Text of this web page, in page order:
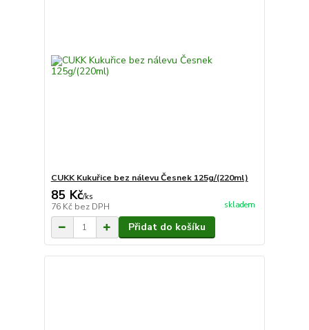
CUKK Kukuřice bez nálevu Česnek 125g/(220ml)
85 Kč/ks
76 Kč bez DPH skladem
Přidat do košíku